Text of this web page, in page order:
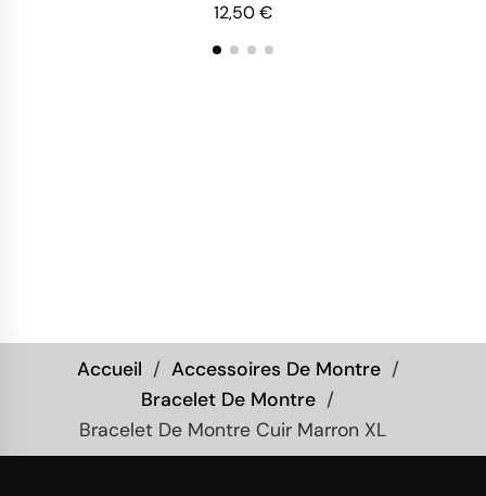
12,50 €
Accueil
Accessoires De Montre
Bracelet De Montre
Bracelet De Montre Cuir Marron XL